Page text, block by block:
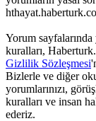
Yorum
kuralları,
Gizlilik Sözleşmesi
Bizlerle ve diğer
yorumlarınızı,
kuralları ve insan
ederiz.